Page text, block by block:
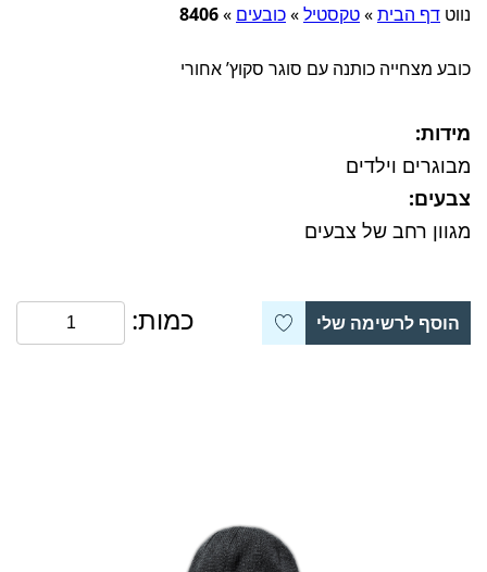
נווט דף הבית»טקסטיל»כובעים »
8406
כובע מצחייה כותנה עם סוגר סקוץ’ אחורי
מידות:
מבוגרים וילדים
צבעים:
מגוון רחב של צבעים
הוסף לרשימה שלי כמות: